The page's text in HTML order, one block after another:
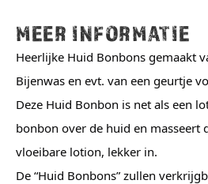
MEER INFORMATIE
Heerlijke Huid Bonbons gemaakt
Bijenwas en evt. van een geurtje
Deze Huid Bonbon is net als een
bonbon over de huid en masseert
vloeibare lotion, lekker in.
De “Huid Bonbons” zullen